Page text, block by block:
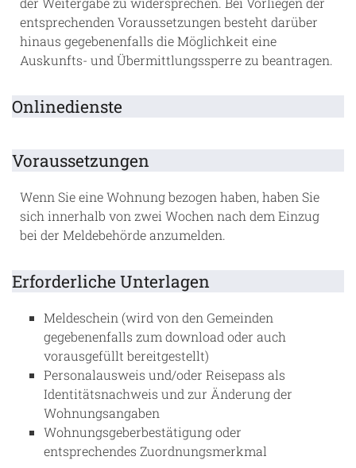
entsprechenden Voraussetzungen besteht darüber
hinaus gegebenenfalls die Möglichkeit eine
Auskunfts- und Übermittlungssperre zu beantragen.
Onlinedienste
Voraussetzungen
Wenn Sie eine Wohnung bezogen haben, haben Sie
sich innerhalb von zwei Wochen nach dem Einzug
bei der Meldebehörde anzumelden.
Erforderliche Unterlagen
Meldeschein (wird von den Gemeinden
gegebenenfalls zum download oder auch
vorausgefüllt bereitgestellt)
Personalausweis und/oder Reisepass als
Identitätsnachweis und zur Änderung der
Wohnungsangaben
Wohnungsgeberbestätigung oder
entsprechendes Zuordnungsmerkmal